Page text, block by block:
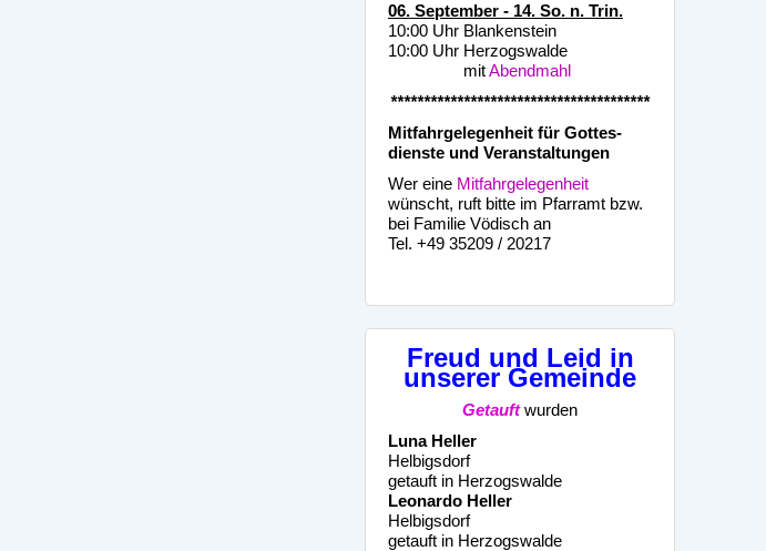
06. September - 14. So. n. Trin.
10:00 Uhr Blankenstein
10:00 Uhr Herzogswalde
mitAbendmahl
***************************************
Mitfahrgelegenheit für Gottes-
dienste und Veranstaltungen
Wer eine Mitfahrgelegenheit
wünscht, ruft bitte im Pfarramt bzw.
bei Familie Vödisch an
Tel. +49 35209 / 20217
Freud und Leid in
unserer Gemeinde
Getauftwurden
Luna Heller
Helbigsdorf
getauft in Herzogswalde
Leonardo Heller
Helbigsdorf
getauft in Herzogswalde